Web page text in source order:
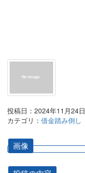
投稿日：2024年11月24日
カテゴリ： 借金踏み倒し
画像